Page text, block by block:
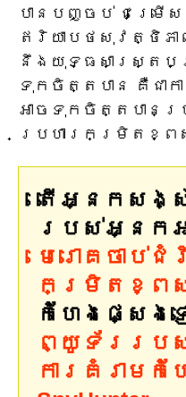
បានបញ្ចប់ ជម្រើ
ឥរិយាបថសុវត្ថិភ
នឹងយុទ្ធសាស្ត្រប
ទុកចិត្តបាន គឺជាក
អាចទុកចិត្តបានប្
ប្រហារកម្រិតខ្ពស់ប
តើអ្នកសង្
របស់អ្នកអ
មេរោគ​ចាប់​
កម្រិត​ខ្ព
កំហែងផ្សេងទ
ព្យូទ័ររប
ការគំរាមកំ